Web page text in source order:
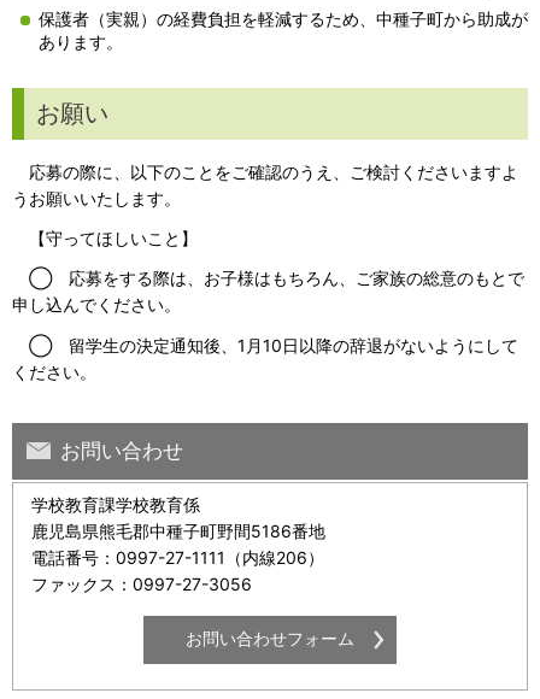
保護者（実親）の経費負担を軽減するため、中種子町から助成が
あります。
お願い
応募の際に、以下のことをご確認のうえ、ご検討くださいますよ
うお願いいたします。
【守ってほしいこと】
◯ 応募をする際は、お子様はもちろん、ご家族の総意のもとで
申し込んでください。
◯ 留学生の決定通知後、1月10日以降の辞退がないようにして
ください。
お問い合わせ
学校教育課学校教育係
鹿児島県熊毛郡中種子町野間5186番地
電話番号：0997-27-1111（内線206）
ファックス：0997-27-3056